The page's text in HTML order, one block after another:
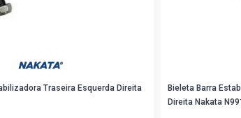
Traseira Esquerda Direita
Bieleta Barra
Direita Nakata